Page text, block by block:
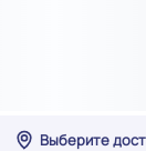
Выберите